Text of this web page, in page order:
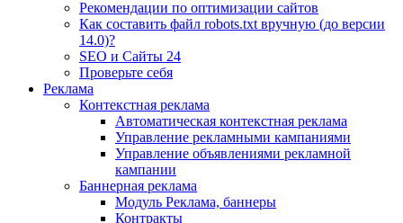
Рекомендации по оптимизации сайтов
Как составить файл robots.txt вручную (до версии
14.0)?
SEO и Сайты 24
Проверьте себя
Реклама
Контекстная реклама
Автоматическая контекстная реклама
Управление рекламными кампаниями
Управление объявлениями рекламной
кампании
Баннерная реклама
Модуль Реклама, баннеры
Контракты